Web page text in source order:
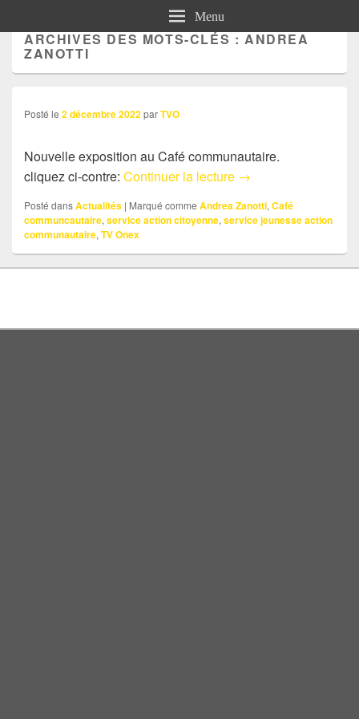
Menu
ARCHIVES DES MOTS-CLÉS :ANDREA
ZANOTTI
Posté le 2 décembre 2022parTVO
Nouvelle exposition au Café communautaire.
cliquez ci-contre: Continuer la lecture Actu: Nouvelle
→
Posté dansActualités | Marqué comme Andrea Zanotti, Café
communcautaire, service action citoyenne, service jeunesse action
communautaire, TV Onex